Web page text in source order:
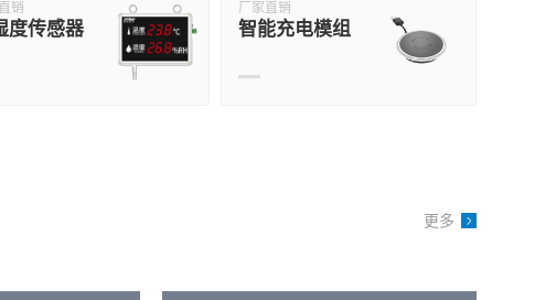
销
度传感器
厂家直销
智能充电模组
更多